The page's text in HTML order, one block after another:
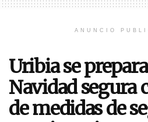
ANUNCIO
Uribia se
Navidad segura
de medidas de